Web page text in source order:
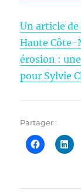
Un article de
Haute Côte-
érosion :
pour Sylvie
Partager :